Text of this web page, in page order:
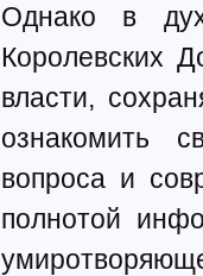
Однако в
Королевских
власти,
ознакомить
вопроса и
полнотой